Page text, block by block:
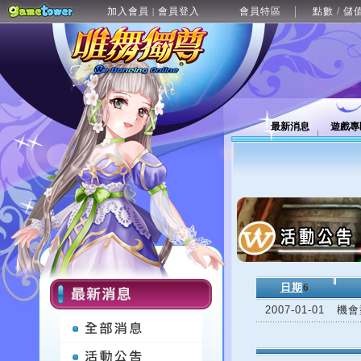
加入會員 | 會員登入 會員特區 點數 / 儲
最新消息 遊戲
日期 6
2007-01-01
機